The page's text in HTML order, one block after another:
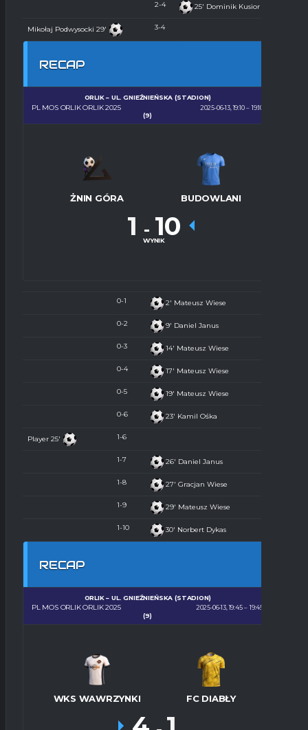
2-4 25' Dominik Kusior
Mikołaj Podwysocki 29' 3-4
RECAP
PL MOS ORLIK ORLIK 2025
ORLIK – UL. GNIEŹNIEŃSKA (STADION)
2025-06-13, 19:10
19:10
(9)
ŻNIN GÓRA BUDOWLANI
1 - 10
WYNIK
0-1 2' Mateusz Wiese
0-2 9' Daniel Janus
0-3 14' Mateusz Wiese
0-4 17' Mateusz Wiese
0-5 19' Mateusz Wiese
0-6 23' Kamil Ośka
Player25' 1-6
1-7 26' Daniel Janus
1-8 27' Gracjan Wiese
1-9 29' Mateusz Wiese
1-10 30' Norbert Dykas
RECAP
PL MOS ORLIK ORLIK 2025
ORLIK – UL. GNIEŹNIEŃSKA (STADION)
2025-06-13, 19:45
19:45
(9)
WKS WAWRZYNKI FC DIABŁY